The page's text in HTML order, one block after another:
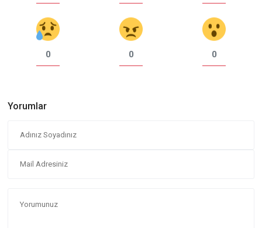
0 0 0
Yorumlar